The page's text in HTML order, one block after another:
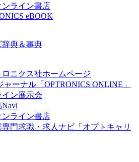
ンライン書店
eBOOK
辞典＆事典
ロニクス社ホームページ
ャーナル「OPTRONICS ONLINE」
イン展示会
ンライン書店
門求職・求人ナビ「オプトキャリ